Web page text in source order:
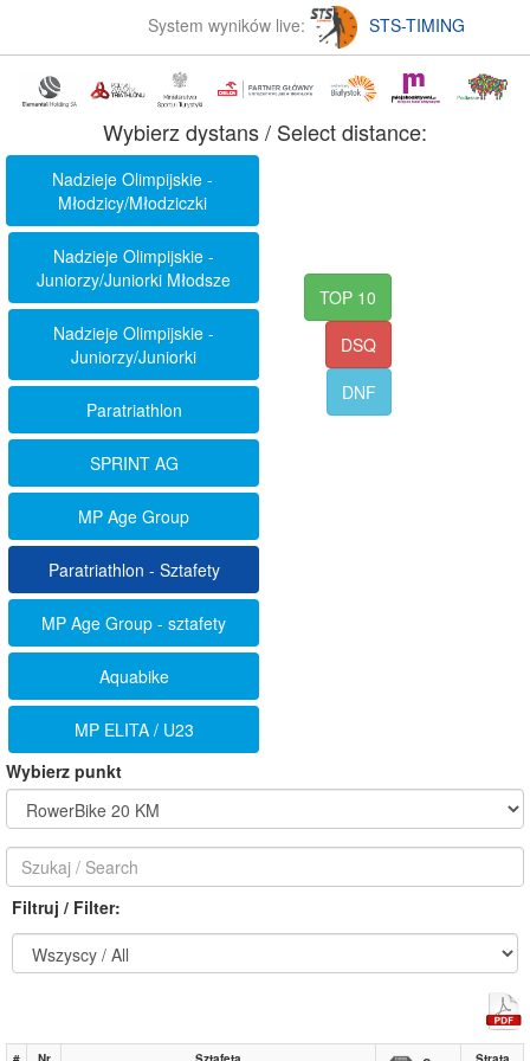
System wyników live: STS-TIMING
Wybierz dystans / Select distance:
Nadzieje Olimpijskie -
Młodzicy/Młodziczki
Nadzieje Olimpijskie -
Juniorzy/Juniorki Młodsze
Nadzieje Olimpijskie -
Juniorzy/Juniorki
Paratriathlon
SPRINT AG
MP Age Group
Paratriathlon - Sztafety
MP Age Group - sztafety
Aquabike
MP ELITA / U23
TOP 10
DSQ
DNF
Wybierz punkt
Filtruj / Filter: